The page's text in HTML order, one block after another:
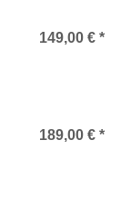
149,00 € *
189,00 € *